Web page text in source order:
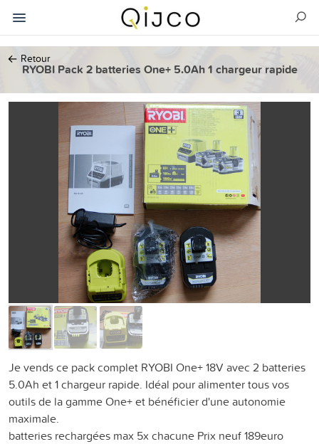
← Retour
RYOBI Pack 2 batteries One+ 5.0Ah 1 chargeur rapide
Je vends ce pack complet RYOBI One+ 18V avec 2 batteries
5.0Ah et 1 chargeur rapide. Idéal pour alimenter tous vos
outils de la gamme One+ et bénéficier d'une autonomie
maximale.
batteries rechargées max 5x chacune Prix neuf 189euro